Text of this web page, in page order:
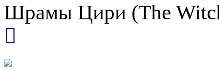
Шрамы Цири (The